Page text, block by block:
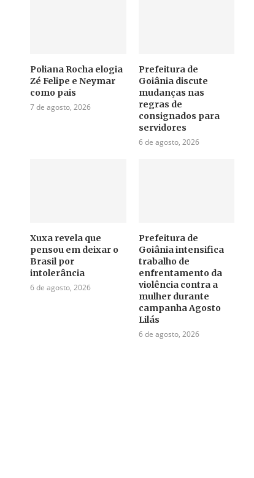
Poliana Rocha elogia
Zé Felipe e Neymar
como pais
7 de agosto, 2026
Prefeitura de
Goiânia discute
mudanças nas
regras de
consignados para
servidores
6 de agosto, 2026
Xuxa revela que
pensou em deixar o
Brasil por
intolerância
6 de agosto, 2026
Prefeitura de
Goiânia intensifica
trabalho de
enfrentamento da
violência contra a
mulher durante
campanha Agosto
Lilás
6 de agosto, 2026